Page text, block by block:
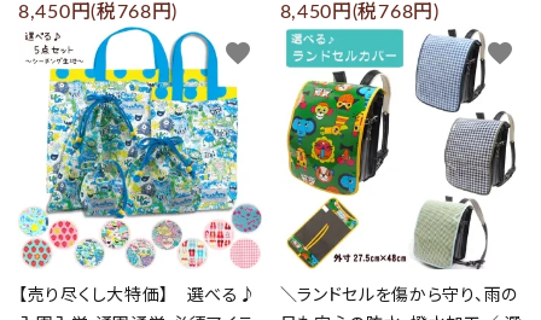
Instagram
8,450円(税768円) 8,450円(税768円)
【売り尽くし大特価】 選べる♪
favorite
＼ランドセルを傷から守り、雨の
favorite